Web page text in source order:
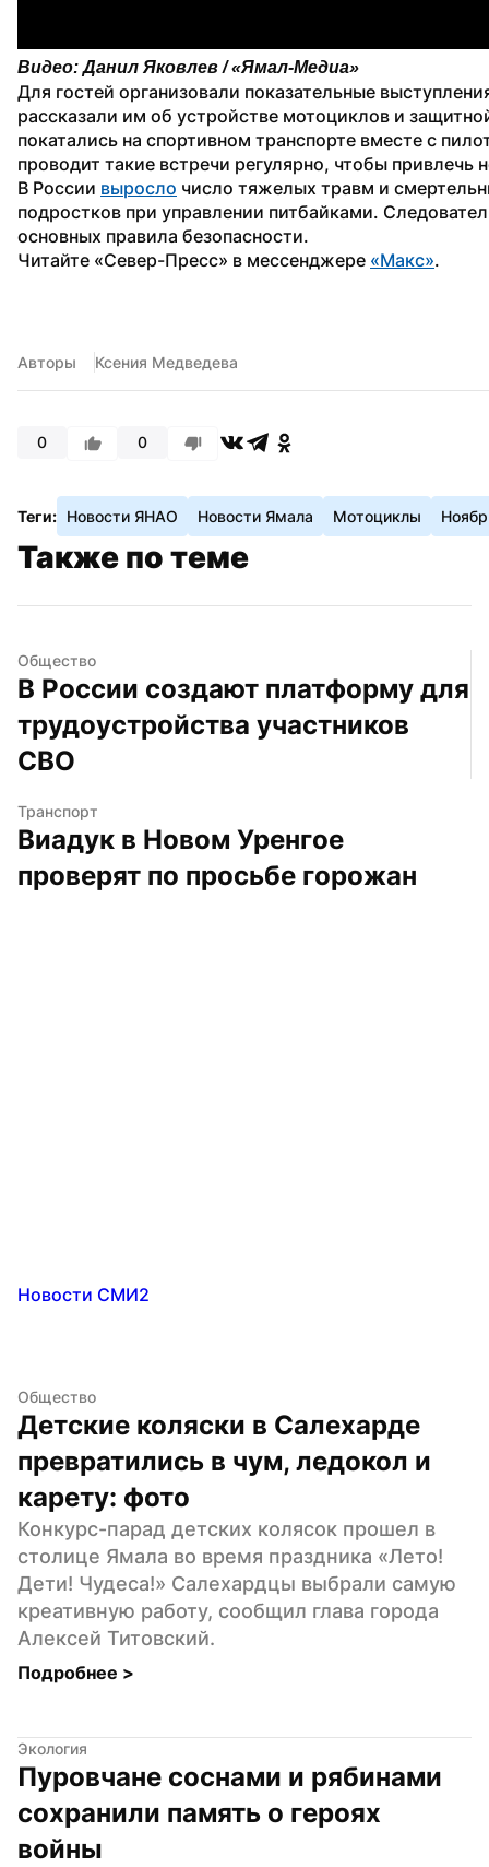
Видео: Данил Яковлев / «Ямал-Медиа»
Для гостей организовали показательные
рассказали им об устройстве мотоциклов и
покатались на спортивном транспорте вместе с
проводит такие встречи регулярно, чтобы привлечь
В России выросло число тяжелых травм и
подростков при управлении питбайками.
основных правила безопасности.
Читайте «Север-Пресс» в мессенджере «Макс».
Авторы Ксения Медведева
0 0
Теги: Новости ЯНАО Новости Ямала Мотоциклы
Также по теме
Общество
В России создают платформу для
трудоустройства участников
СВО
Транспорт
Виадук в Новом Уренгое
проверят по просьбе горожан
Новости СМИ2
Общество
Детские коляски в Салехарде
превратились в чум, ледокол и
карету: фото
Конкурс-парад детских колясок прошел в
столице Ямала во время праздника «Лето!
Дети! Чудеса!» Салехардцы выбрали самую
креативную работу, сообщил глава города
Алексей Титовский.
Подробнее >
Экология
Пуровчане соснами и рябинами
сохранили память о героях
войны